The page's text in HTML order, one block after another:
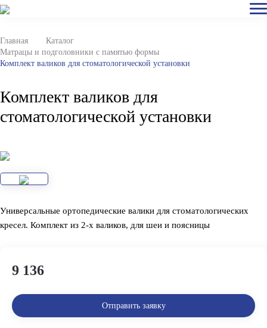
Главная
Каталог
Матрацы и подголовники с памятью формы
Комплект валиков для стоматологической установки
Комплект валиков для
стоматологической установки
Универсальные ортопедические валики для стоматологических
кресел. Комплект из 2-х валиков, для шеи и поясницы
9 136
Отправить заявку